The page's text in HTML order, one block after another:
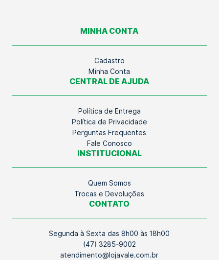
MINHA CONTA
Cadastro
Minha Conta
CENTRAL DE AJUDA
Política de Entrega
Política de Privacidade
Perguntas Frequentes
Fale Conosco
INSTITUCIONAL
Quem Somos
Trocas e Devoluções
CONTATO
Segunda à Sexta das 8h00 às 18h00
(47) 3285-9002
atendimento@lojavale.com.br